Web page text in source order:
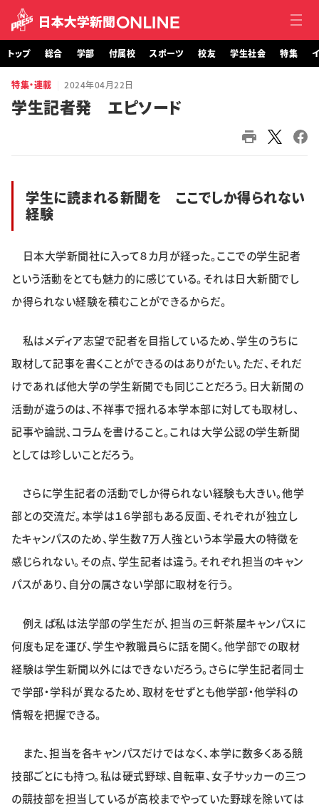
トップ
付属校
校友
学生社会
特集・企画
イベント
購読 日大文芸賞
学生記者募集
トップ 総合 学部 付属校 スポーツ 校友 学生社会 特集
特集・連載 2024年04月22日
学生記者発 エピソード
学生に読まれる新聞を ここでしか得られない
経験
日本大学新聞社に入って８カ月が経った。ここでの学生記者
という活動をとても魅力的に感じている。それは日大新聞でし
か得られない経験を積むことができるからだ。
私はメディア志望で記者を目指しているため、学生のうちに
取材して記事を書くことができるのはありがたい。ただ、それだ
けであれば他大学の学生新聞でも同じことだろう。日大新聞の
活動が違うのは、不祥事で揺れる本学本部に対しても取材し、
記事や論説、コラムを書けること。これは大学公認の学生新聞
としては珍しいことだろう。
さらに学生記者の活動でしか得られない経験も大きい。他学
部との交流だ。本学は１６学部もある反面、それぞれが独立し
たキャンパスのため、学生数７万人強という本学最大の特徴を
感じられない。その点、学生記者は違う。それぞれ担当のキャン
パスがあり、自分の属さない学部に取材を行う。
例えば私は法学部の学生だが、担当の三軒茶屋キャンパスに
何度も足を運び、学生や教職員らに話を聞く。他学部での取材
経験は学生新聞以外にはできないだろう。さらに学生記者同士
で学部・学科が異なるため、取材をせずとも他学部・他学科の
情報を把握できる。
また、担当を各キャンパスだけではなく、本学に数多くある競
技部ごとにも持つ。私は硬式野球、自転車、女子サッカーの三つ
の競技部を担当しているが高校までやっていた野球を除いては